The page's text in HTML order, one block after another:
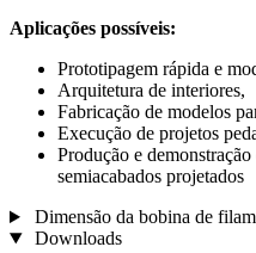
Aplicações possíveis:
Prototipagem rápida e
Arquitetura de interiores,
Fabricação de modelos
Execução de projetos
Produção e
semiacabados projetados
Dimensão da bobina de
Downloads